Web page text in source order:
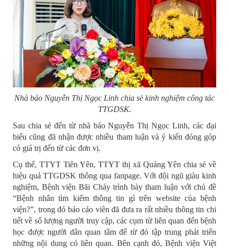
Nhà báo Nguyễn Thị Ngọc Linh chia sẻ kinh nghiệm công tác
TTGDSK.
Sau chia sẻ đến từ nhà báo Nguyễn Thị Ngọc Linh, các đại
biểu cũng đã nhận được nhiều tham luận và ý kiến đóng góp
có giá trị đến từ các đơn vị.
Cụ thể, TTYT Tiên Yên, TTYT thị xã Quảng Yên chia sẻ về
hiệu quả TTGDSK thông qua fanpage. Với đội ngũ giàu kinh
nghiệm, Bệnh viện Bãi Cháy trình bày tham luận với chủ đề
“Bệnh nhân tìm kiếm thông tin gì trên website của bệnh
viện?”, trong đó báo cáo viên đã đưa ra rất nhiều thông tin chi
tiết về số lượng người truy cập, các cụm từ liên quan đến bệnh
học được người dân quan tâm để từ đó tập trung phát triển
những nội dung có liên quan. Bên cạnh đó, Bệnh viện Việt